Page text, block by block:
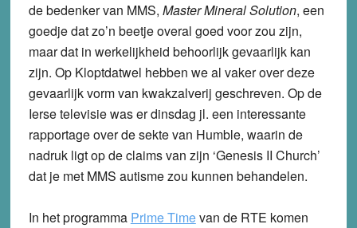
de bedenker van MMS, Master Mineral Solution, een
goedje dat zo’n beetje overal goed voor zou zijn,
maar dat in werkelijkheid behoorlijk gevaarlijk kan
zijn. Op Kloptdatwel hebben we al vaker over deze
gevaarlijk vorm van kwakzalverij geschreven. Op de
Ierse televisie was er dinsdag jl. een interessante
rapportage over de sekte van Humble, waarin de
nadruk ligt op de claims van zijn ‘Genesis II Church’
dat je met MMS autisme zou kunnen behandelen.
In het programma Prime Timevan de RTE komen